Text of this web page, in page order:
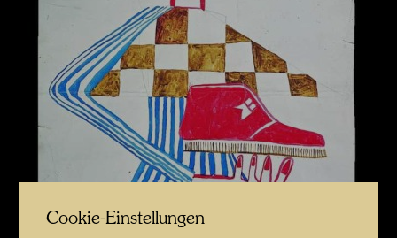
Cookie-Einstellungen